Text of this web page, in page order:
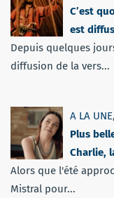
C’est
est
Depuis quelques
diffusion de la vers...
A LA UNE,
Plus
Charlie,
Alors que l'été
Mistral pour...